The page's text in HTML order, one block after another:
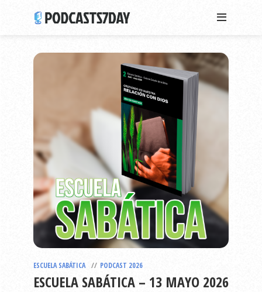
ESCUELA SABÁTICA PODCAST 2026
ESCUELA SABÁTICA – 13 MAYO 2026